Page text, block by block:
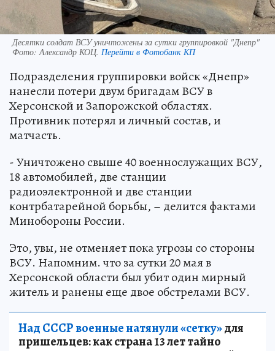
Десятки солдат ВСУ уничтожены за сутки группировкой "Днепр"
Фото:Александр КОЦ. Перейти в Фотобанк КП
Подразделения группировки войск «Днепр»
нанесли потери двум бригадам ВСУ в
Херсонской и Запорожской областях.
Противник потерял и личный состав, и
матчасть.
- Уничтожено свыше 40 военнослужащих ВСУ,
18 автомобилей, две станции
радиоэлектронной и две станции
контрбатарейной борьбы, – делится фактами
Минобороны России.
Это, увы, не отменяет пока угрозы со стороны
ВСУ. Напомним. что за сутки 20 мая в
Херсонской области был убит один мирный
житель и ранены еще двое обстрелами ВСУ.
Над СССР военные натянули «сетку»для
пришельцев: как страна 13 лет тайно